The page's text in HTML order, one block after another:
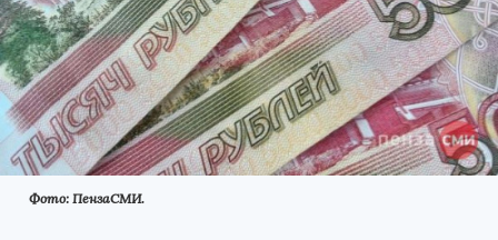
Фото: ПензаСМИ.